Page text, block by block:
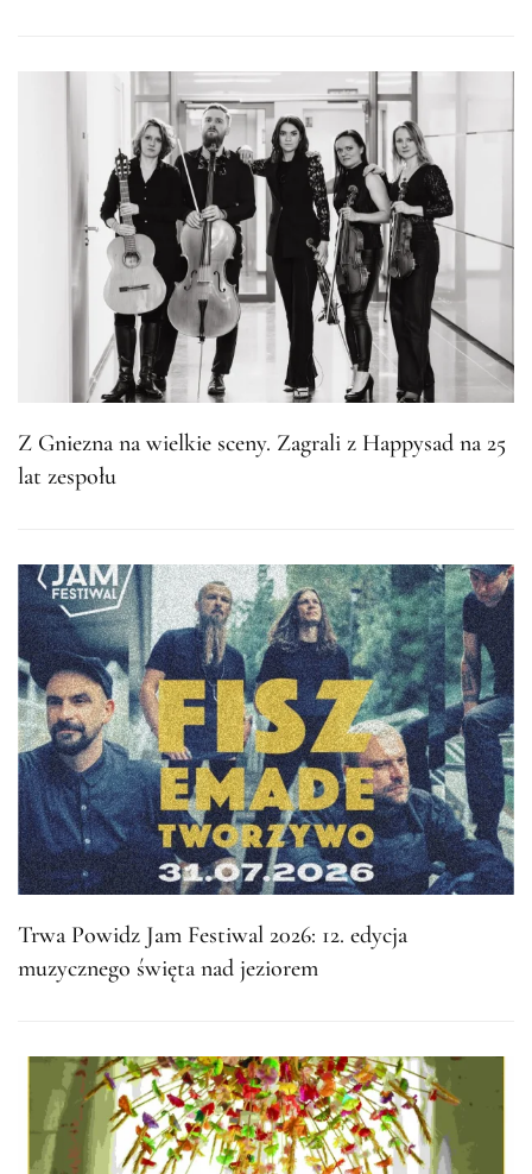
Z Gniezna na wielkie sceny. Zagrali z Happysad na 25
lat zespołu
Trwa Powidz Jam Festiwal 2026: 12. edycja
muzycznego święta nad jeziorem